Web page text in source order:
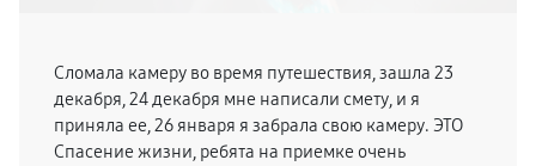
Сломала камеру во время путешествия, зашла 23
декабря, 24 декабря мне написали смету, и я
приняла ее, 26 января я забрала свою камеру. ЭТО
Спасение жизни, ребята на приемке очень